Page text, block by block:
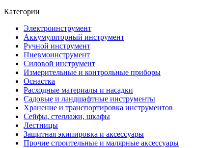
Категории
Электроинструмент
Аккумуляторный инструмент
Ручной инструмент
Пневмоинструмент
Силовой инструмент
Измерительные и контрольные приборы
Оснастка
Расходные материалы и насадки
Садовые и ландшафтные инструменты
Хранение и транспортировка инструментов
Сейфы, стеллажи, шкафы
Лестницы
Защитная экипировка и аксессуары
Прочие строительные и малярные аксессуары